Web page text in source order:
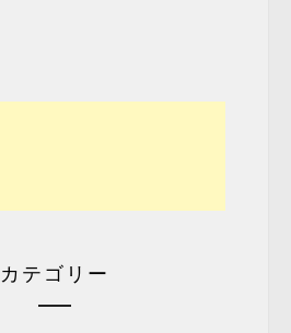
カテゴリー